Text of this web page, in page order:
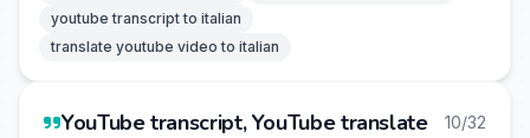
youtube transcript to italian
translate youtube video to italian
YouTube transcript, YouTube translate 10/32